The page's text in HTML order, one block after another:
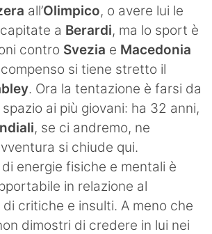
all’Olimpico, o avere lui le
a Berardi, ma lo sport è
contro Svezia e Macedonia
si tiene stretto il
. Ora la tentazione è farsi da
ai più giovani: ha 32 anni,
, se ci andremo, ne
si chiude qui.
di energie fisiche e mentali è
in relazione al
critiche e insulti. A meno che
dimostri di credere in lui nei